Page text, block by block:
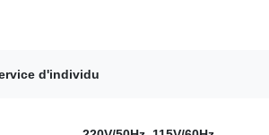
d'individu